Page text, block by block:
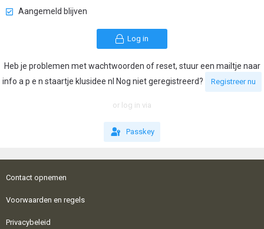
Aangemeld blijven
Log in
Heb je problemen met wachtwoorden of reset, stuur een mailtje naar
info a p e n staartje klusidee nl Nog niet geregistreerd?
Registreer nu
or log in via
Passkey
Contact opnemen
Voorwaarden en regels
Privacybeleid